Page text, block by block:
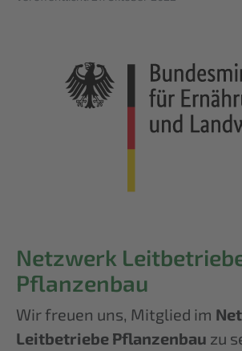
Netzwerk
Pflanzenbau
Wir freuen uns, Mitglied im
Leitbetriebe Pflanzenbau zu